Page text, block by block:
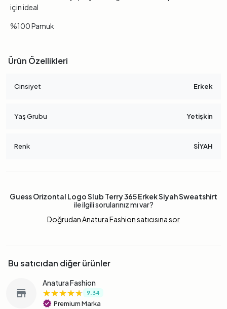
için ideal
%100 Pamuk
Ürün Özellikleri
Cinsiyet Erkek
Yaş Grubu Yetişkin
Renk SİYAH
Guess Orizontal Logo Slub Terry 365 Erkek Siyah Sweatshirt
ile ilgili sorularınız mı var?
Doğrudan Anatura Fashion satıcısına sor
Bu satıcıdan diğer ürünler
store
Anatura Fashion
★★★★★
★★★★★
★★★★★ 9.34
verified Premium Marka